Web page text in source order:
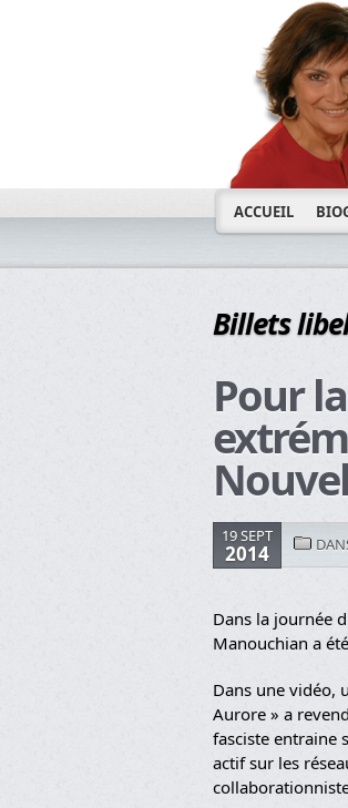
ACCUEIL
Billets
Pour
19 SEPT
2014
Dans la journée
Manouchian a
Dans une vidéo,
Aurore » a
fasciste entraine
actif sur les